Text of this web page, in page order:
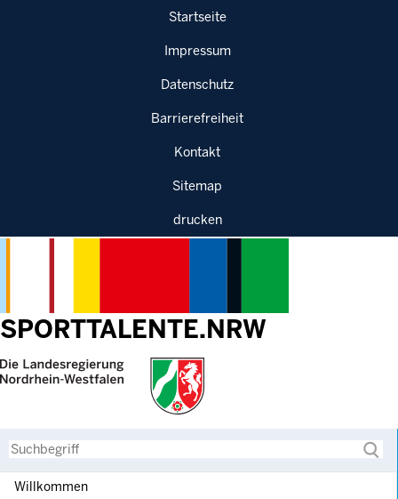
Startseite
Impressum
Datenschutz
Barrierefreiheit
Kontakt
Sitemap
drucken
SPORTTALENTE.NRW
Suche
Willkommen